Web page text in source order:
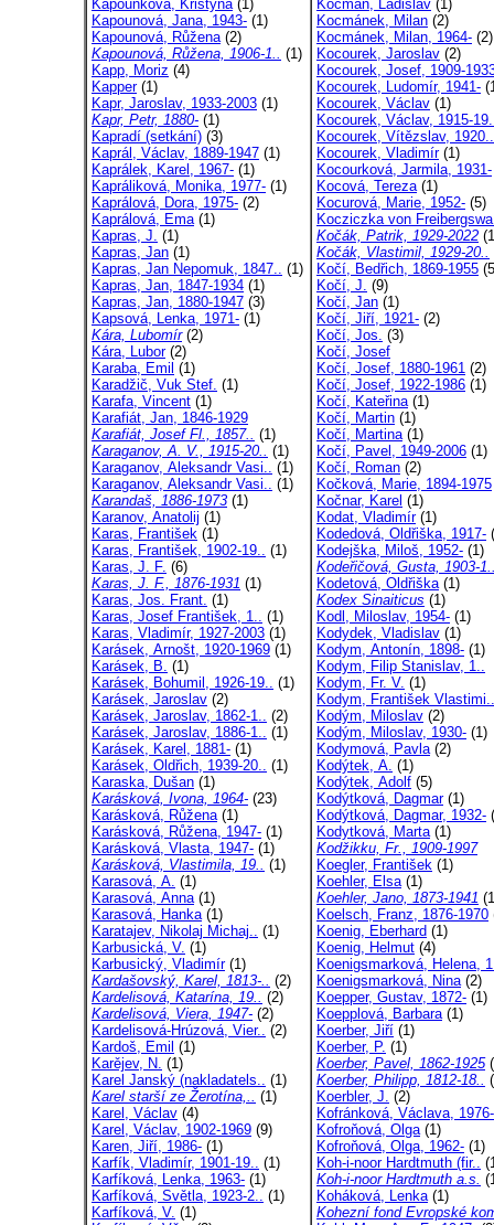
Kapounková, Kristýna(1)
Kapounová, Jana, 1943- (1)
Kapounová, Růžena(2)
Kapounová, Růžena, 1906-1.. (1)
Kapp, Moriz (4)
Kapper(1)
Kapr, Jaroslav, 1933-2003 (1)
Kapr, Petr, 1880- (1)
Kapradí (setkání) (3)
Kaprál, Václav, 1889-1947 (1)
Kaprálek, Karel, 1967- (1)
Kapráliková, Monika, 1977- (1)
Kaprálová, Dora, 1975- (2)
Kaprálová, Ema(1)
Kapras, J. (1)
Kapras, Jan (1)
Kapras, Jan Nepomuk, 1847.. (1)
Kapras, Jan, 1847-1934 (1)
Kapras, Jan, 1880-1947 (3)
Kapsová, Lenka, 1971- (1)
Kára, Lubomír(2)
Kára, Lubor(2)
Karaba, Emil (1)
Karadžič, Vuk Stef. (1)
Karafa, Vincent (1)
Karafiát, Jan, 1846-1929
Karafiát, Josef Fl., 1857.. (1)
Karaganov, A. V., 1915-20.. (1)
Karaganov, Aleksandr Vasi.. (1)
Karaganov, Aleksandr Vasi.. (1)
Karandaš, 1886-1973 (1)
Karanov, Anatolij (1)
Karas, František (1)
Karas, František, 1902-19.. (1)
Karas, J. F. (6)
Karas, J. F., 1876-1931 (1)
Karas, Jos. Frant. (1)
Karas, Josef František, 1.. (1)
Karas, Vladimír, 1927-2003 (1)
Karásek, Arnošt, 1920-1969 (1)
Karásek, B. (1)
Karásek, Bohumil, 1926-19.. (1)
Karásek, Jaroslav (2)
Karásek, Jaroslav, 1862-1.. (2)
Karásek, Jaroslav, 1886-1.. (1)
Karásek, Karel, 1881- (1)
Karásek, Oldřich, 1939-20.. (1)
Karaska, Dušan (1)
Karásková, Ivona, 1964- (23)
Karásková, Růžena(1)
Karásková, Růžena, 1947- (1)
Karásková, Vlasta, 1947- (1)
Karásková, Vlastimila, 19.. (1)
Karasová, A. (1)
Karasová, Anna(1)
Karasová, Hanka(1)
Karatajev, Nikolaj Michaj.. (1)
Karbusická, V. (1)
Karbusický, Vladimír(1)
Kardašovský, Karel, 1813-.. (2)
Kardelisová, Katarína, 19.. (2)
Kardelisová, Viera, 1947- (2)
Kardelisová-Hrúzová, Vier.. (2)
Kardoš, Emil (1)
Karějev, N. (1)
Karel Janský (nakladatels.. (1)
Karel starší ze Žerotína,.. (1)
Karel, Václav (4)
Karel, Václav, 1902-1969 (9)
Karen, Jiří, 1986- (1)
Karfík, Vladimír, 1901-19.. (1)
Karfíková, Lenka, 1963- (1)
Karfíková, Světla, 1923-2.. (1)
Karfíková, V. (1)
Kocman, Ladislav (1)
Kocmánek, Milan (2)
Kocmánek, Milan, 1964- (2)
Kocourek, Jaroslav (2)
Kocourek, Josef, 1909-
Kocourek, Ludomír, 1941-
Kocourek, Václav (1)
Kocourek, Václav, 1915-
Kocourek, Vítězslav, 1920..
Kocourek, Vladimír(1)
Kocourková, Jarmila, 1931-
Kocová, Tereza(1)
Kocurová, Marie, 1952- (5)
Kocziczka von
Kočák, Patrik, 1929-2022
Kočák, Vlastimil, 1929-20..
Kočí, Bedřich, 1869-1955
Kočí, J. (9)
Kočí, Jan (1)
Kočí, Jiří, 1921- (2)
Kočí, Jos. (3)
Kočí, Josef
Kočí, Josef, 1880-1961 (2)
Kočí, Josef, 1922-1986 (1)
Kočí, Kateřina(1)
Kočí, Martin (1)
Kočí, Martina(1)
Kočí, Pavel, 1949-2006 (1)
Kočí, Roman (2)
Kočková, Marie, 1894-1975
Kočnar, Karel (1)
Kodat, Vladimír(1)
Kodedová, Oldřiška, 1917-
Kodejška, Miloš, 1952- (1)
Kodeřičová, Gusta, 1903-
Kodetová, Oldřiška(1)
Kodex Sinaiticus (1)
Kodl, Miloslav, 1954- (1)
Kodydek, Vladislav (1)
Kodym, Antonín, 1898- (1)
Kodym, Filip Stanislav, 1..
Kodym, Fr. V. (1)
Kodym, František Vlastimi..
Kodým, Miloslav (2)
Kodým, Miloslav, 1930- (1)
Kodymová, Pavla(2)
Kodýtek, A. (1)
Kodýtek, Adolf (5)
Kodýtková, Dagmar(1)
Kodýtková, Dagmar, 1932-
Kodytková, Marta(1)
Kodžikku, Fr., 1909-1997
Koegler, František (1)
Koehler, Elsa(1)
Koehler, Jano, 1873-1941
Koelsch, Franz, 1876-1970
Koenig, Eberhard (1)
Koenig, Helmut (4)
Koenigsmarková, Helena,
Koenigsmarková, Nina(2)
Koepper, Gustav, 1872- (1)
Koepplová, Barbara(1)
Koerber, Jiří (1)
Koerber, P. (1)
Koerber, Pavel, 1862-1925
Koerber, Philipp, 1812-18..
Koerbler, J. (2)
Kofránková, Václava, 1976-
Kofroňová, Olga(1)
Kofroňová, Olga, 1962- (1)
Koh-i-noor Hardtmuth (fir..
Koh-i-noor Hardtmuth a.s.
Koháková, Lenka(1)
Kohezní fond Evropské